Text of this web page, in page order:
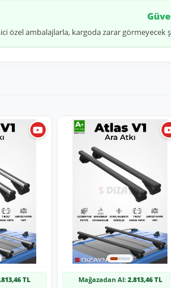
özel ambalajlarla, kargoda zarar görmeyecek
TL Mağazadan Al: 2.813,46 TL